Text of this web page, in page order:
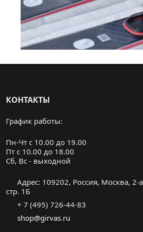
КОНТАКТЫ
График работы:
Пн-Чт с 10.00 до 19.00
Пт с 10.00 до 18.00
Cб, Вс - выходной
Адрес: 109202, Россия, Москва, 2-
стр. 1Б
+ 7 (495) 726-44-83
shop@girvas.ru